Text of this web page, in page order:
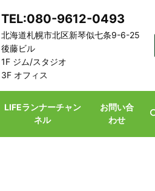
LIFEランナーチャン
ネル
お問い合
わせ
TEL:080-9612-0493
北海道札幌市北区新琴似七条9-6-25
後藤ビル
1F ジム/スタジオ
3F オフィス